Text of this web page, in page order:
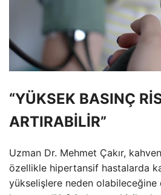
“YÜKSEK BASINÇ
ARTIRABİLİR”
Uzman Dr. Mehmet Çakır,
özellikle hipertansif hastalarda
yükselişlere neden